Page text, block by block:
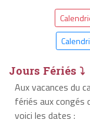
Jours Fériés ⤵
Aux vacances du
fériés aux congés
voici les dates :